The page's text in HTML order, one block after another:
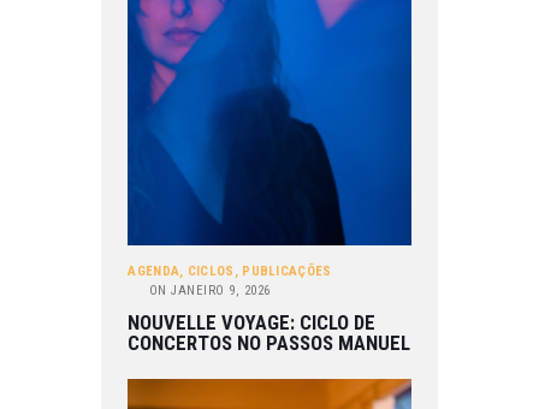
AGENDA, CICLOS , PUBLICAÇÕES
ON JANEIRO 9, 2026
NOUVELLE VOYAGE: CICLO DE
CONCERTOS NO PASSOS MANUEL